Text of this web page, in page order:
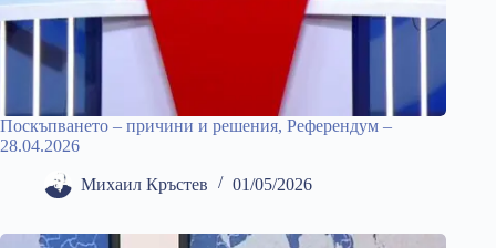
Поскъпването – причини и решения, Референдум –
28.04.2026
Михаил Кръстев 01/05/2026